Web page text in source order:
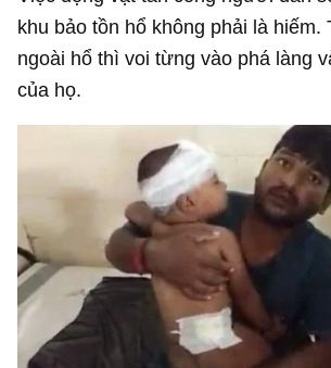
khu bảo tồn hổ không phải là hiếm.
ngoài hổ thì voi từng vào phá làng
của họ.